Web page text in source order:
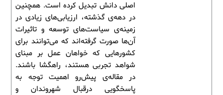
اصلی دانش تبدیل کرده است. همچنین
در دهه‌ی گذشته، ارزیابی‌های زیادی در
زمینه‌ی سیاست‌های توسعه و تاثیرات
آن‌ها صورت گرفته‌اند که می‌توانند برای
کشورهایی که خواهان عمل بر مبنای
شواهد تجربی هستند، راهگشا باشند.
در مقاله‌ی پیش‌رو اهمیت توجه به
پاسخگویی درقبال شهروندان و